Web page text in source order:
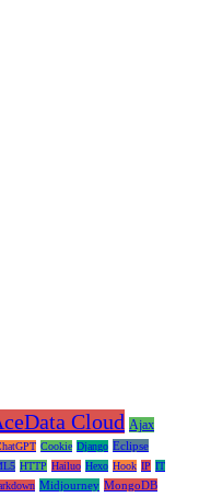
Cloud Ajax
Cookie Django Eclipse
HTTP Hailuo Hexo Hook IP IT
Midjourney MongoDB